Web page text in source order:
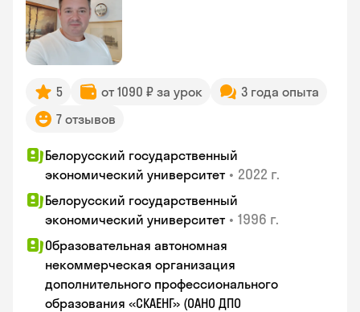
5 от 1090 ₽ за урок
3 года опыта
7 отзывов
Белорусский государственный
экономический университет • 2022 г.
Белорусский государственный
экономический университет • 1996 г.
Образовательная автономная
некоммерческая организация
дополнительного профессионального
образования «СКАЕНГ» (ОАНО ДПО